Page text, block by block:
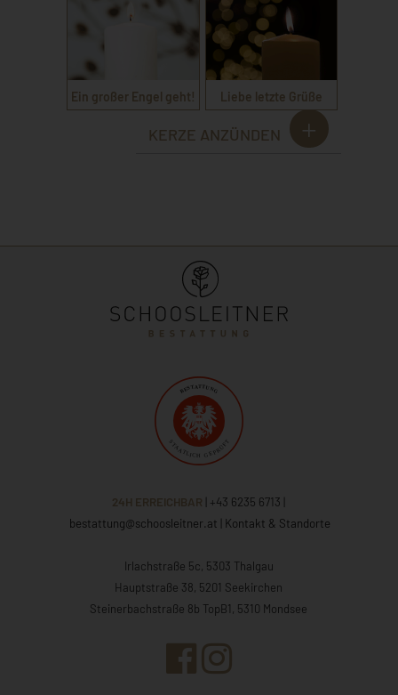
Ein großer Engel geht! Liebe letzte Grüße
KERZE ANZÜNDEN
24H ERREICHBAR | +43 6235 6713
bestattung@schoosleitner.at
Kontakt & Standorte
Irlachstraße 5c, 5303 Thalgau
Hauptstraße 38, 5201 Seekirchen
Steinerbachstraße 8b TopB1, 5310 Mondsee